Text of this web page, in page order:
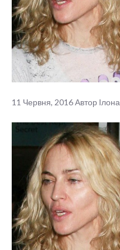
11 Червня, 2016Автор Ілона